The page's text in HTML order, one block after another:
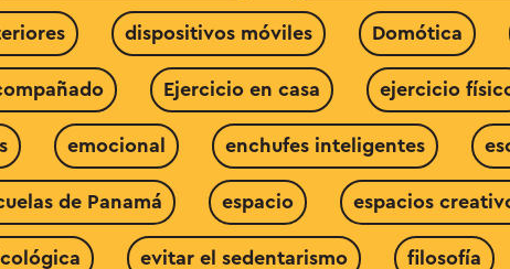
dispositivos móviles Domótica
Ejercicio en casa ejercicio
emocional enchufes inteligentes
de Panamá espacio espacios
evitar el sedentarismo filosofía